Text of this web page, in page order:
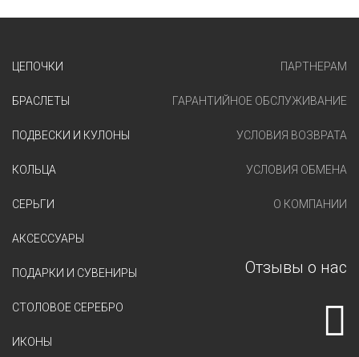
ЦЕПОЧКИ
БРАСЛЕТЫ
ПОДВЕСКИ И КУЛОНЫ
КОЛЬЦА
СЕРЬГИ
АКСЕССУАРЫ
ПОДАРКИ И СУВЕНИРЫ
СТОЛОВОЕ СЕРЕБРО
ИКОНЫ
ПАРТНЕРАМ
ГАРАНТИЙНОЕ ОБСЛУЖИВАНИЕ
УСЛОВИЯ ВОЗВРАТА
УСЛОВИЯ ОБМЕНА
О КОМПАНИИ
Отзывы о нас